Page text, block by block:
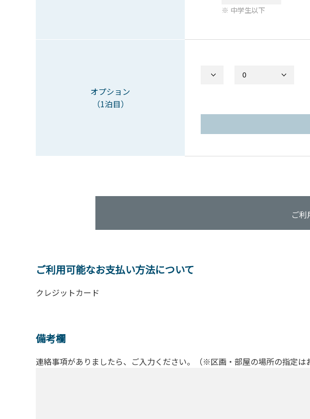
中学生以下
オプション
（1泊目）
ご利
ご利用可能なお支払い方法について
クレジットカード
備考欄
連絡事項がありましたら、ご入力ください。（※区画・部屋の場所の指定は